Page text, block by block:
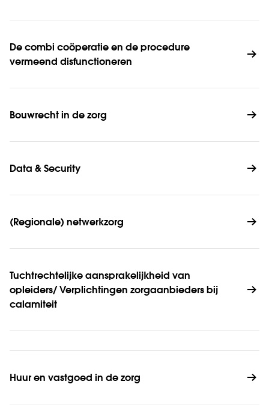
De combi coöperatie en de procedure
vermeend disfunctioneren
Bouwrecht in de zorg
Data & Security
(Regionale) netwerkzorg
Tuchtrechtelijke aan­sprakelijk­heid van
opleiders/ Verplichtingen zorg­aanbieders bij
calamiteit
Huur en vastgoed in de zorg